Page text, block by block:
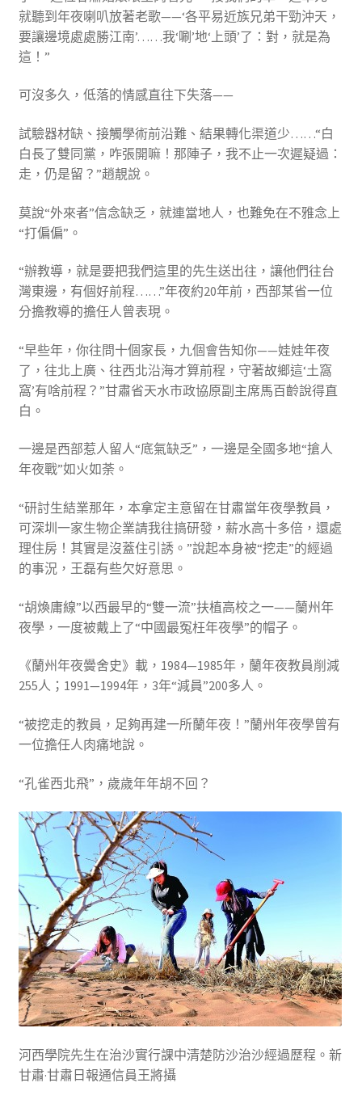
就聽到年夜喇叭放著老歌——‘各平易近族兄弟干勁沖天，
要讓邊境處處勝江南’……我‘唰’地‘上頭’了：對，就是為
這！”
可沒多久，低落的情感直往下失落——
試驗器材缺、接觸學術前沿難、結果轉化渠道少……“白
白長了雙同黨，咋張開嘛！那陣子，我不止一次遲疑過：
走，仍是留？”趙靚說。
莫說“外來者”信念缺乏，就連當地人，也難免在不雅念上
“打偏偏”。
“辦教導，就是要把我們這里的先生送出往，讓他們往台
灣東邊，有個好前程……”年夜約20年前，西部某省一位
分擔教導的擔任人曾表現。
“早些年，你往問十個家長，九個會告知你——娃娃年夜
了，往北上廣、往西北沿海才算前程，守著故鄉這‘土窩
窩’有啥前程？”甘肅省天水市政協原副主席馬百齡說得直
白。
一邊是西部惹人留人“底氣缺乏”，一邊是全國多地“搶人
年夜戰”如火如荼。
“研討生結業那年，本拿定主意留在甘肅當年夜學教員，
可深圳一家生物企業請我往搞研發，薪水高十多倍，還處
理住房！其實是沒蓋住引誘。”說起本身被“挖走”的經過
的事況，王磊有些欠好意思。
“胡煥庸線”以西最早的“雙一流”扶植高校之一——蘭州年
夜學，一度被戴上了“中國最冤枉年夜學”的帽子。
《蘭州年夜黌舍史》載，1984—1985年，蘭年夜教員削減
255人；1991—1994年，3年“減員”200多人。
“被挖走的教員，足夠再建一所蘭年夜！”蘭州年夜學曾有
一位擔任人肉痛地說。
“孔雀西北飛”，歲歲年年胡不回？
河西學院先生在治沙實行課中清楚防沙治沙經過歷程。新
甘肅·甘肅日報通信員王將攝